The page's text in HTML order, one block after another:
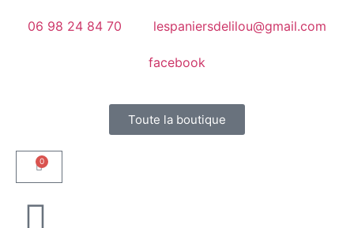
06 98 24 84 70 lespaniersdelilou@gmail.com
facebook
Toute la boutique
0